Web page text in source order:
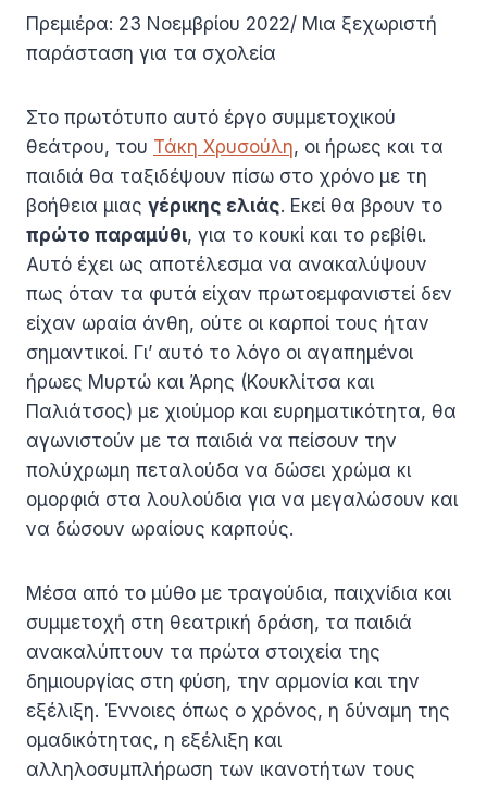
Πρεμιέρα: 23 Νοεμβρίου 2022/ Μια ξεχωριστή
παράσταση για τα σχολεία
Στο πρωτότυπο αυτό έργο συμμετοχικού
θεάτρου, του Τάκη Χρυσούλη, οι ήρωες και τα
παιδιά θα ταξιδέψουν πίσω στο χρόνο με τη
βοήθεια μιας γέρικης ελιάς. Εκεί θα βρουν το
πρώτο παραμύθι, για το κουκί και το ρεβίθι.
Αυτό έχει ως αποτέλεσμα να ανακαλύψουν
πως όταν τα φυτά είχαν πρωτοεμφανιστεί δεν
είχαν ωραία άνθη, ούτε οι καρποί τους ήταν
σημαντικοί. Γι’ αυτό το λόγο οι αγαπημένοι
ήρωες Μυρτώ και Άρης (Κουκλίτσα και
Παλιάτσος) με χιούμορ και ευρηματικότητα, θα
αγωνιστούν με τα παιδιά να πείσουν την
πολύχρωμη πεταλούδα να δώσει χρώμα κι
ομορφιά στα λουλούδια για να μεγαλώσουν και
να δώσουν ωραίους καρπούς.
Μέσα από το μύθο με τραγούδια, παιχνίδια και
συμμετοχή στη θεατρική δράση, τα παιδιά
ανακαλύπτουν τα πρώτα στοιχεία της
δημιουργίας στη φύση, την αρμονία και την
εξέλιξη. Έννοιες όπως ο χρόνος, η δύναμη της
ομαδικότητας, η εξέλιξη και
αλληλοσυμπλήρωση των ικανοτήτων τους